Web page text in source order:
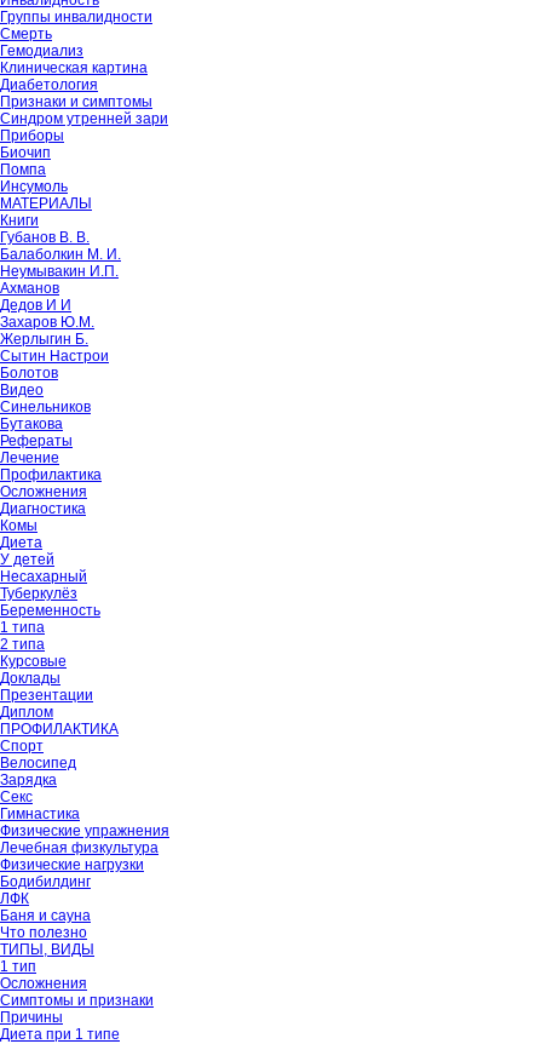
Группы инвалидности
Смерть
Гемодиализ
Клиническая картина
Диабетология
Признаки и симптомы
Синдром утренней зари
Приборы
Биочип
Помпа
Инсумоль
МАТЕРИАЛЫ
Книги
Губанов В. В.
Балаболкин М. И.
Неумывакин И.П.
Ахманов
Дедов И И
Захаров Ю.М.
Жерлыгин Б.
Сытин Настрои
Болотов
Видео
Синельников
Бутакова
Рефераты
Лечение
Профилактика
Осложнения
Диагностика
Комы
Диета
У детей
Несахарный
Туберкулёз
Беременность
1 типа
2 типа
Курсовые
Доклады
Презентации
Диплом
ПРОФИЛАКТИКА
Спорт
Велосипед
Зарядка
Секс
Гимнастика
Физические упражнения
Лечебная физкультура
Физические нагрузки
Бодибилдинг
ЛФК
Баня и сауна
Что полезно
ТИПЫ, ВИДЫ
1 тип
Осложнения
Симптомы и признаки
Причины
Диета при 1 типе